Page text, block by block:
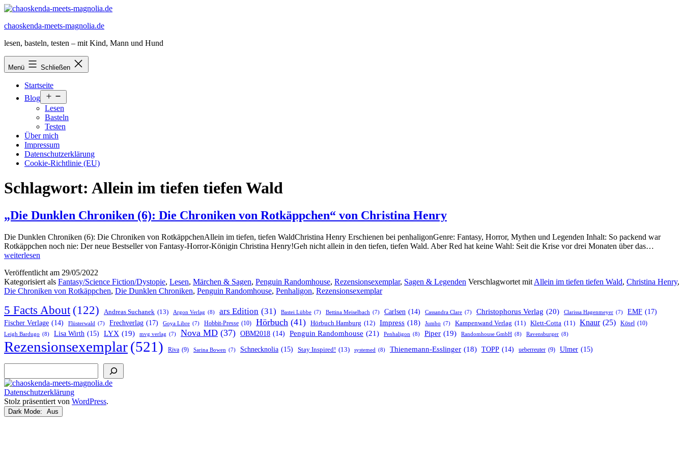
Zum
springen
chaoskenda-meets-magnolia.de
lesen, basteln, testen – mit Kind, Mann und Hund
Menü Schließen
Startseite
Blog
öffnen
Lesen
Basteln
Testen
Über mich
Impressum
Datenschutzerklärung
Cookie-Richtlinie (EU)
Schlagwort: Allein im tiefen tiefen Wald
„Die Dunklen Chroniken (6): Die Chroniken von Rotkäppchen“ von Christina Henry
Die Dunklen Chroniken (6): Die Chroniken von RotkäppchenAllein im tiefen, tiefen WaldChristina Henry Erschienen bei penhaligonGenre: Fantasy, Horror, Mythen und Legenden Inhalt: So packend war
Rotkäppchen noch nie: Der neue Bestseller von Fantasy-Horror-Königin Christina Henry!Geh nicht allein in den tiefen, tiefen Wald. Aber Red hat keine Wahl: Seit die Krise vor drei Monaten über das…
Die
weiterlesen
Veröffentlicht am 29/05/2022
Kategorisiert als Fantasy/Science Fiction/Dystopie, Lesen, Märchen & Sagen, Penguin Randomhouse, Rezensionsexemplar, Sagen & Legenden Verschlagwortet mit Allein im tiefen tiefen Wald, Christina Henry,
Die Chroniken von Rotkäppchen, Die Dunklen Chroniken, Penguin Randomhouse, Penhaligon, Rezensionsexemplar
5 Facts About (122) Andreas Suchanek (13) Argon Verlag (8) ars Edition (31) Bastei Lübbe (7) Bettina Meiselbach (7) Carlsen (14) Cassandra Clare (7) Christophorus Verlag (20) Clarissa Hagenmeyer (7) EMF (17)
Fischer Verlage (14) Flüsterwald (7) Frechverlag (17) Goya Libre (7) Hobbit-Presse (10) Hörbuch (41) Hörbuch Hamburg (12) Impress (18) Jumbo (7) Kampenwand Verlag (11) Klett-Cotta (11) Knaur (25) Kösel (10)
Leigh Bardugo (8) Lisa Wirth (15) LYX (19) mvg verlag (7) Nova MD (37) OBM2018 (14) Penguin Randomhouse (21) Penhaligon (8) Piper (19) Randomhouse GmbH (8) Ravensburger (8)
Rezensionsexemplar(521) Riva (9) Sarina Bowen (7) Schnecknolia (15) Stay Inspired! (13) systemed (8) Thienemann-Esslinger (18) TOPP (14) ueberreuter (9) Ulmer (15)
Datenschutzerklärung
Stolz präsentiert von WordPress.
Dark Mode: